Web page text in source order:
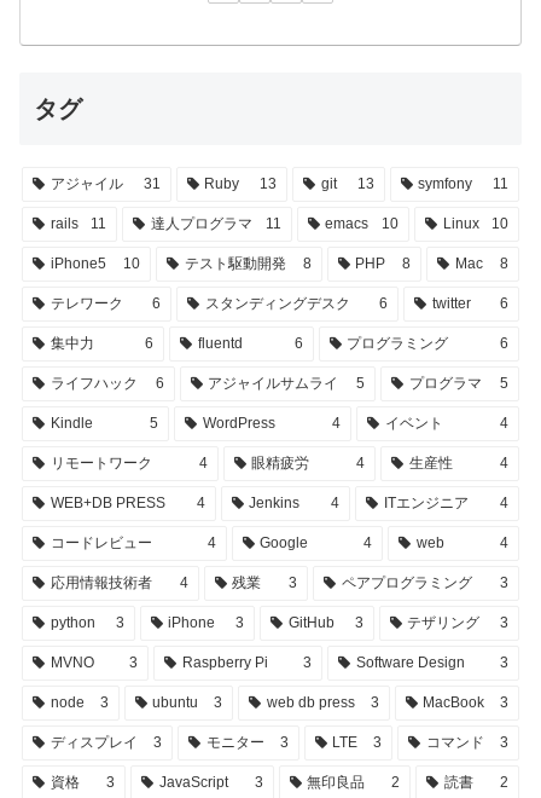
タグ
アジャイル 31 Ruby 13 git 13 symfony 11
rails 11 達人プログラマ 11 emacs 10 Linux 10
iPhone5 10 テスト駆動開発 8 PHP 8 Mac 8
テレワーク 6 スタンディングデスク 6 twitter 6
集中力 6 fluentd 6 プログラミング 6
ライフハック 6 アジャイルサムライ 5 プログラマ 5
Kindle 5 WordPress 4 イベント 4
リモートワーク 4 眼精疲労 4 生産性 4
WEB+DB PRESS 4 Jenkins 4 ITエンジニア 4
コードレビュー 4 Google 4 web 4
応用情報技術者 4 残業 3 ペアプログラミング 3
python 3 iPhone 3 GitHub 3 テザリング 3
MVNO 3 Raspberry Pi 3 Software Design 3
node 3 ubuntu 3 web db press 3 MacBook 3
ディスプレイ 3 モニター 3 LTE 3 コマンド 3
資格 3 JavaScript 3 無印良品 2 読書 2